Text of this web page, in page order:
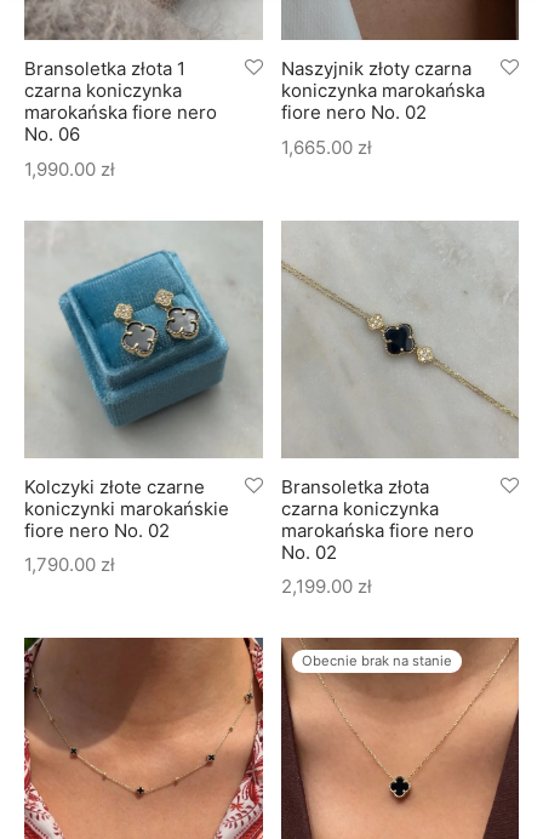
Bransoletka złota 1
czarna koniczynka
marokańska fiore nero
No. 06
1,990.00 zł
Naszyjnik złoty czarna
koniczynka marokańska
fiore nero No. 02
1,665.00 zł
Kolczyki złote czarne
koniczynki marokańskie
fiore nero No. 02
1,790.00 zł
Bransoletka złota
czarna koniczynka
marokańska fiore nero
No. 02
2,199.00 zł
Obecnie brak na stanie